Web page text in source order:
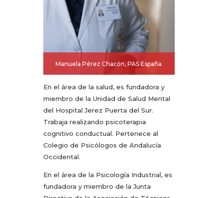
Manuela Pérez Chacón, PAS España.
En el área de la salud, es fundadora y
miembro de la Unidad de Salud Mental
del Hospital Jerez Puerta del Sur.
Trabaja realizando psicoterapia
cognitivo conductual. Pertenece al
Colegio de Psicólogos de Andalucía
Occidental.
En el área de la Psicología Industrial, es
fundadora y miembro de la Junta